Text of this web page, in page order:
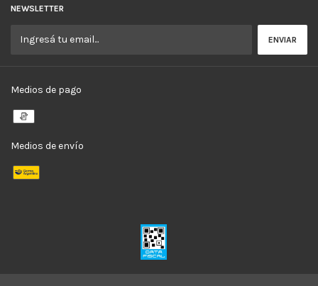
NEWSLETTER
Medios de pago
Medios de envío